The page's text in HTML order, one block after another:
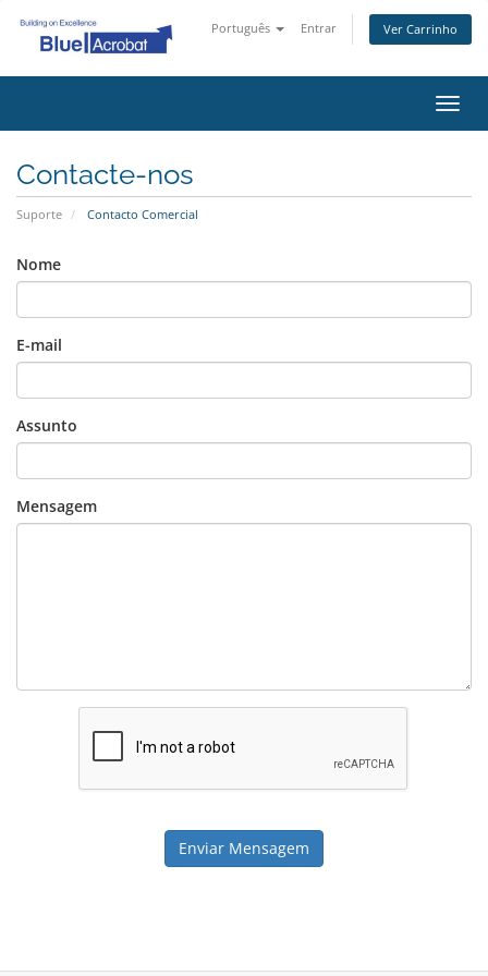
Português Entrar Ver Carrinho
Contacte-nos
Suporte Contacto Comercial
Nome
E-mail
Assunto
Mensagem
Enviar Mensagem